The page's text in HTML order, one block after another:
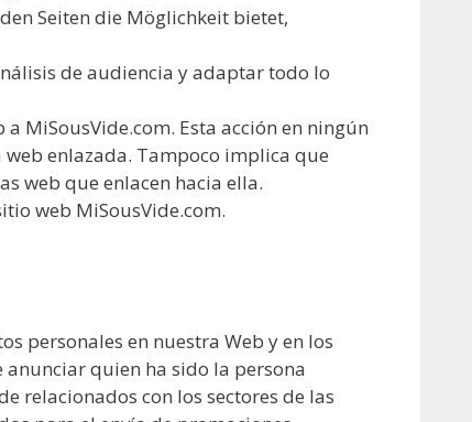
Seiten die Möglichkeit bietet,
de audiencia y adaptar todo lo
MiSousVide.com. Esta acción en ningún
enlazada. Tampoco implica que
web que enlacen hacia ella.
web MiSousVide.com.
personales en nuestra Web y en los
anunciar quien ha sido la persona
relacionados con los sectores de las